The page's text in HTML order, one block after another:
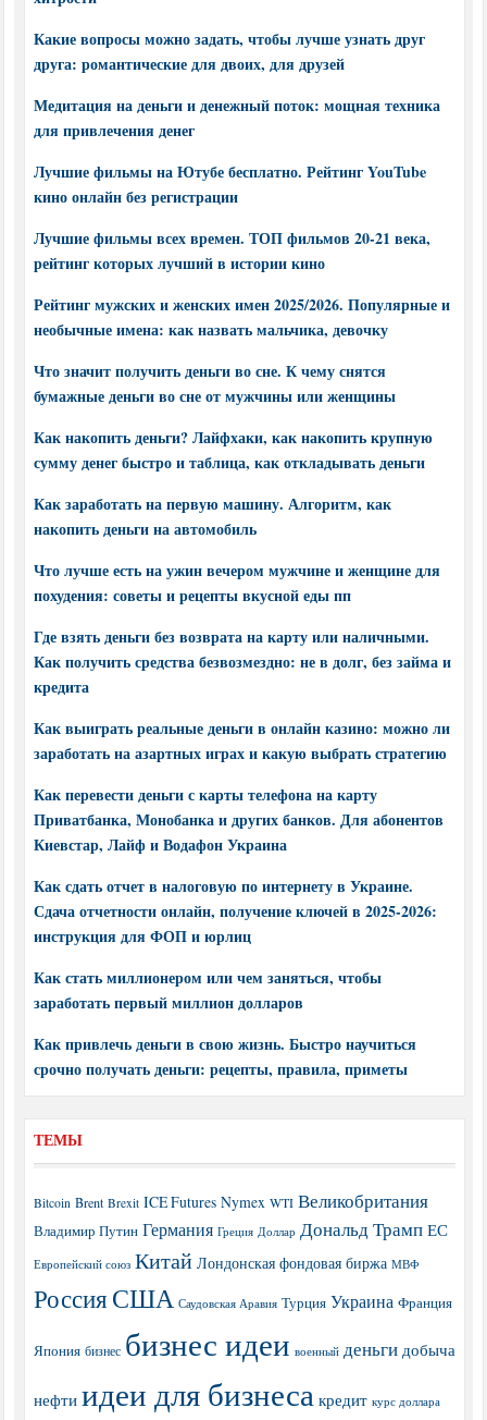
Какие вопросы можно задать, чтобы лучше узнать друг
друга: романтические для двоих, для друзей
Медитация на деньги и денежный поток: мощная техника
для привлечения денег
Лучшие фильмы на Ютубе бесплатно. Рейтинг YouTube
кино онлайн без регистрации
Лучшие фильмы всех времен. ТОП фильмов 20-21 века,
рейтинг которых лучший в истории кино
Рейтинг мужских и женских имен 2025/2026. Популярные и
необычные имена: как назвать мальчика, девочку
Что значит получить деньги во сне. К чему снятся
бумажные деньги во сне от мужчины или женщины
Как накопить деньги? Лайфхаки, как накопить крупную
сумму денег быстро и таблица, как откладывать деньги
Как заработать на первую машину. Алгоритм, как
накопить деньги на автомобиль
Что лучше есть на ужин вечером мужчине и женщине для
похудения: советы и рецепты вкусной еды пп
Где взять деньги без возврата на карту или наличными.
Как получить средства безвозмездно: не в долг, без займа и
кредита
Как выиграть реальные деньги в онлайн казино: можно ли
заработать на азартных играх и какую выбрать стратегию
Как перевести деньги с карты телефона на карту
Приватбанка, Монобанка и других банков. Для абонентов
Киевстар, Лайф и Водафон Украина
Как сдать отчет в налоговую по интернету в Украине.
Сдача отчетности онлайн, получение ключей в 2025-2026:
инструкция для ФОП и юрлиц
Как стать миллионером или чем заняться, чтобы
заработать первый миллион долларов
Как привлечь деньги в свою жизнь. Быстро научиться
срочно получать деньги: рецепты, правила, приметы
ТЕМЫ
Bitcoin Brent Brexit ICE Futures Nymex WTI Великобритания
Владимир Путин Германия Греция Доллар Дональд Трамп ЕС
Европейский союз Китай Лондонская фондовая биржа МВФ
РоссияСША Саудовская Аравия Турция Украина Франция
Япония бизнес бизнес идеи военный деньги добыча
нефти идеи для бизнеса кредит курс доллара